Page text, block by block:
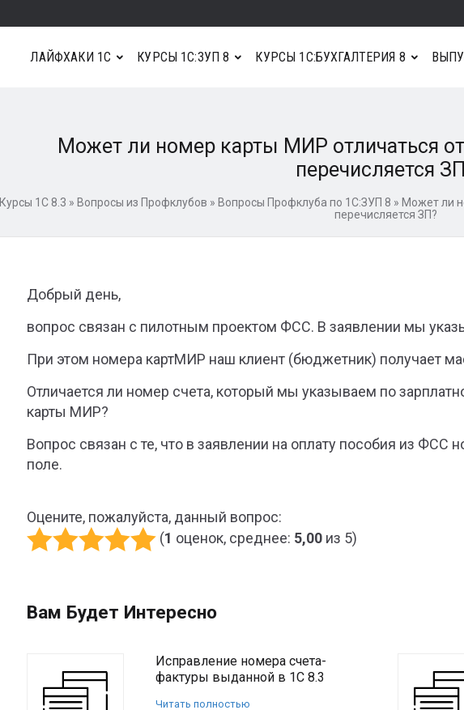
ЛАЙФХАКИ 1С КУРСЫ 1С:ЗУП 8 КУРСЫ 1С:БУХГАЛТЕРИЯ 8
Может ли номер карты МИР отличаться
перечисляется
Курсы 1С 8.3 » Вопросы из Профклубов » Вопросы Профклуба по 1С:ЗУП 8 » Может ли
перечисляется ЗП?
Добрый день,
вопрос связан с пилотным проектом ФСС. В заявлении мы
При этом номера картМИР наш клиент (бюджетник) получает
Отличается ли номер счета, который мы указываем по
карты МИР?
Вопрос связан с те, что в заявлении на оплату пособия из
поле.
Оцените, пожалуйста, данный вопрос:
(1 оценок, среднее: 5,00 из 5)
Вам Будет Интересно
Исправление номера счета-
фактуры выданной в 1С 8.3
Читать полностью